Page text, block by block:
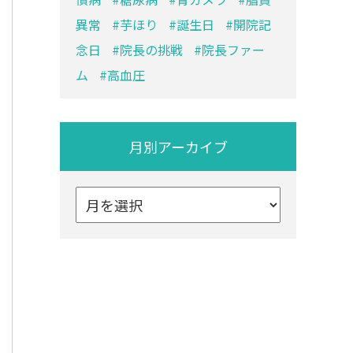
異常
芋ほり 誕生日
開院記
念日
院長の挑戦
院長ファー
ム
高血圧
月別アーカイブ